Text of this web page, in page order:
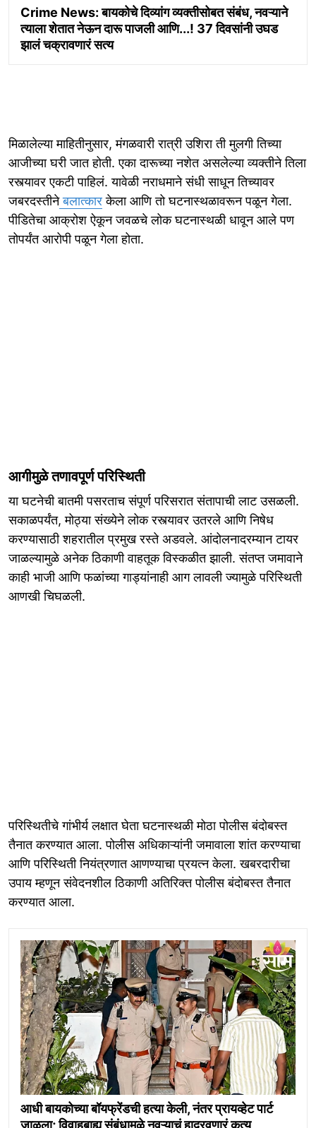
Crime News: बायकोचे दिव्यांग व्यक्तीसोबत संबंध, नवऱ्याने
त्याला शेतात नेऊन दारू पाजली आणि...! 37 दिवसांनी उघड
झालं चक्रावणारं सत्य
मिळालेल्या माहितीनुसार, मंगळवारी रात्री उशिरा ती मुलगी तिच्या
आजीच्या घरी जात होती. एका दारूच्या नशेत असलेल्या व्यक्तीने तिला
रस्त्यावर एकटी पाहिलं. यावेळी नराधमाने संधी साधून तिच्यावर
जबरदस्तीनेबलात्कारकेला आणि तो घटनास्थळावरून पळून गेला.
पीडितेचा आक्रोश ऐकून जवळचे लोक घटनास्थळी धावून आले पण
तोपर्यंत आरोपी पळून गेला होता.
आगीमुळे तणावपूर्ण परिस्थिती
या घटनेची बातमी पसरताच संपूर्ण परिसरात संतापाची लाट उसळली.
सकाळपर्यंत, मोठ्या संख्येने लोक रस्त्यावर उतरले आणि निषेध
करण्यासाठी शहरातील प्रमुख रस्ते अडवले. आंदोलनादरम्यान टायर
जाळल्यामुळे अनेक ठिकाणी वाहतूक विस्कळीत झाली. संतप्त जमावाने
काही भाजी आणि फळांच्या गाड्यांनाही आग लावली ज्यामुळे परिस्थिती
आणखी चिघळली.
परिस्थितीचे गांभीर्य लक्षात घेता घटनास्थळी मोठा पोलीस बंदोबस्त
तैनात करण्यात आला. पोलीस अधिकाऱ्यांनी जमावाला शांत करण्याचा
आणि परिस्थिती नियंत्रणात आणण्याचा प्रयत्न केला. खबरदारीचा
उपाय म्हणून संवेदनशील ठिकाणी अतिरिक्त पोलीस बंदोबस्त तैनात
करण्यात आला.
आधी बायकोच्या बॉयफ्रेंडची हत्या केली, नंतर प्रायव्हेट पार्ट
जाळला; विवाहबाह्य संबंधामुळे नवऱ्याचं हादरवणारं कृत्य